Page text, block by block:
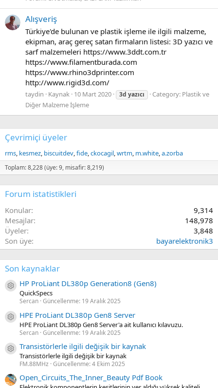
Alışveriş
Türkiye'de bulunan ve plastik işleme ile ilgili malzeme,
ekipman, araç gereç satan firmaların listesi: 3D yazıcı ve
sarf malzemeleri https://www.3ddt.com.tr
https://www.filamentburada.com
https://www.rhino3dprinter.com
http://www.rigid3d.com/
taydin Kaynak 10 Mart 2020 3d yazıcı Category: Plastik ve
Diğer Malzeme İşleme
Çevrimiçi üyeler
rms kesmez biscuitdev fide ckocagil wrtm m.white a.zorba
Toplam: 8,228 (üye: 9, misafir: 8,219)
Forum istatistikleri
Konular
9,314
Mesajlar
148,978
Üyeler
3,848
Son üye
bayarelektronik3
Son kaynaklar
Kaynak ikon/amblem
HP ProLiant DL380p Generation8 (Gen8)
QuickSpecs
Sercan Güncellenme: 19 Aralık 2025
Kaynak ikon/amblem
HPE ProLiant DL380p Gen8 Server
HPE ProLiant DL380p Gen8 Server'a ait kullanıcı kılavuzu.
Sercan Güncellenme: 19 Aralık 2025
Kaynak ikon/amblem
Transistörlerle ilgili değişik bir kaynak
Transistörlerle ilgili değişik bir kaynak
FM.88MHz Güncellenme:4 Ekim 2025
Open_Circuits_The_Inner_Beauty Pdf Book